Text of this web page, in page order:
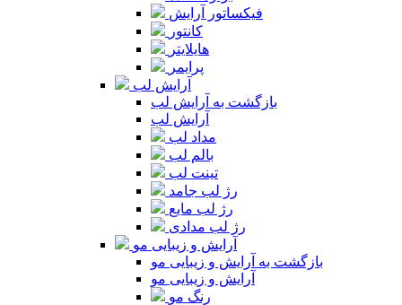
فیکساتور آرایش
کانتور
هایلایتر
پرایمر
آرایش لب
بازگشت به آرایش لب
آرایش لب
مداد لب
بالم لب
تینت لب
رژ لب جامد
رژ لب مایع
رژ لب مدادی
آرایش و زیبایی مو
بازگشت به آرایش و زیبایی مو
آرایش و زیبایی مو
رنگ مو